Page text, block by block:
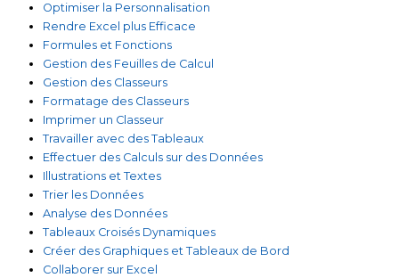
Optimiser la Personnalisation
Rendre Excel plus Efficace
Formules et Fonctions
Gestion des Feuilles de Calcul
Gestion des Classeurs
Formatage des Classeurs
Imprimer un Classeur
Travailler avec des Tableaux
Effectuer des Calculs sur des Données
Illustrations et Textes
Trier les Données
Analyse des Données
Tableaux Croisés Dynamiques
Créer des Graphiques et Tableaux de Bord
Collaborer sur Excel